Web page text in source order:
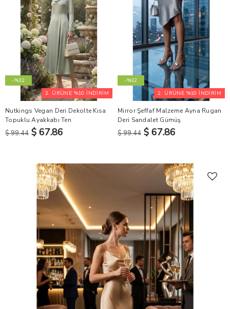
2. ÜRÜNE %10 İNDİRİM
-%32
Nutkings Vegan Deri Dekolte Kısa
Topuklu Ayakkabı Ten
$ 99.44 $ 67.86
2. ÜRÜNE %10 İNDİRİM
-%32
Mirror Şeffaf Malzeme Ayna Rugan
Deri Sandalet Gümüş
$ 99.44 $ 67.86